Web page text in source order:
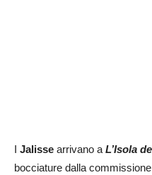
Jalisse arrivano aL’Isola
bocciature dalla